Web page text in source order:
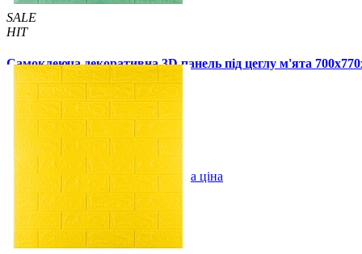
SALE
HIT
Самоклеюча декоративна 3D панель під цеглу м'ята
140 грн. /шт 150 грн. /шт
Купити В закладки Оптова ціна